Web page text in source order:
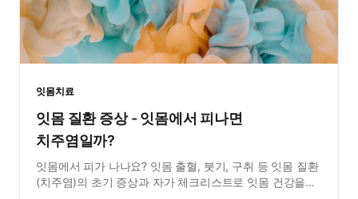
잇몸치료
잇몸 질환 증상 - 잇몸에서 피나면
치주염일까?
잇몸에서 피가 나나요? 잇몸 출혈, 붓기, 구취 등 잇몸 질환
(치주염)의 초기 증상과 자가 체크리스트로 잇몸 건강을